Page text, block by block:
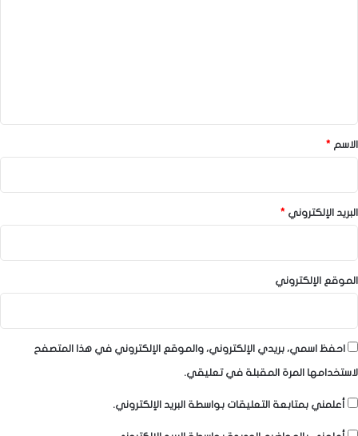
*
الاسم *
البريد الإلكتروني *
الموقع الإلكتروني
احفظ اسمي، بريدي الإلكتروني، والموقع الإلكتروني في هذا المتصفح
لاستخدامها المرة المقبلة في تعليقي.
أعلمني بمتابعة التعليقات بواسطة البريد الإلكتروني.